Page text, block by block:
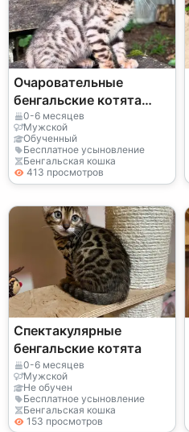
Очаровательные
бенгальские котята
ищут новый дом.
0-6 месяцев
Мужской
Обученный
Бесплатное усыновление
Бенгальская кошка
413 просмотров
Спектакулярные
бенгальские котята
0-6 месяцев
Мужской
Не обучен
Бесплатное усыновление
Бенгальская кошка
153 просмотров